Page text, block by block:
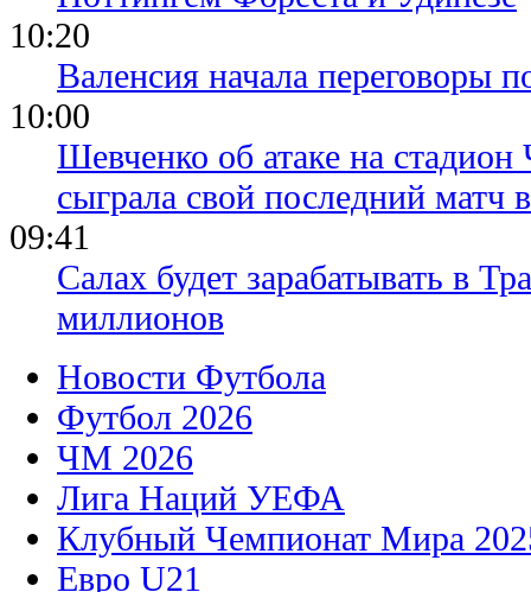
10:20
Валенсия начала переговоры
10:00
Шевченко об атаке на
сыграла свой последний матч
09:41
Салах будет зарабатывать в
миллионов
Новости Футбола
Футбол 2026
ЧМ 2026
Лига Наций УЕФА
Клубный Чемпионат Мира
Евро U21